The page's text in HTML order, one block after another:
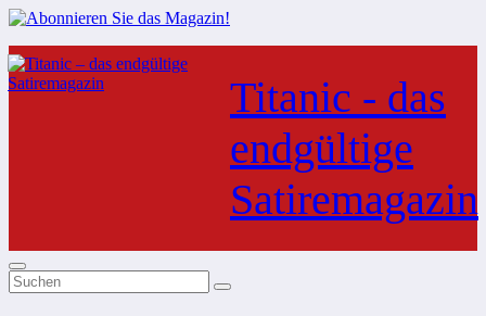
Zum
Inhalt
springen
Titanic - das
endgültige
Satiremagazin